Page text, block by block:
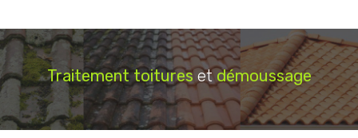
Traitement toitureset démoussage